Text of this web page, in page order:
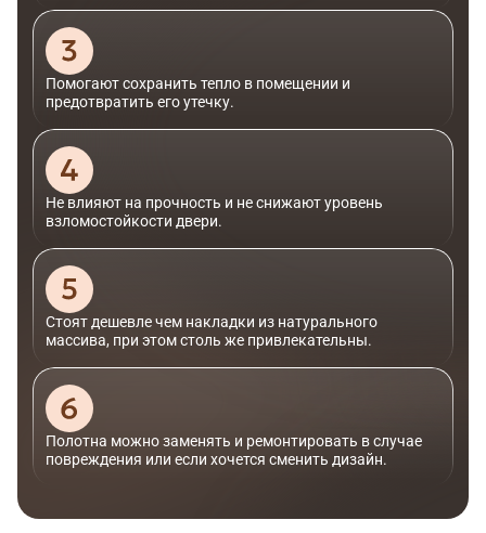
Помогают сохранить тепло в помещении и
предотвратить его утечку.
Не влияют на прочность и не снижают уровень
взломостойкости двери.
Стоят дешевле чем накладки из натурального
массива, при этом столь же привлекательны.
Полотна можно заменять и ремонтировать в случае
повреждения или если хочется сменить дизайн.